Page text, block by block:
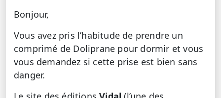
Bonjour,
Vous avez pris l’habitude de prendre un
comprimé de Doliprane pour dormir et vous
vous demandez si cette prise est bien sans
danger.